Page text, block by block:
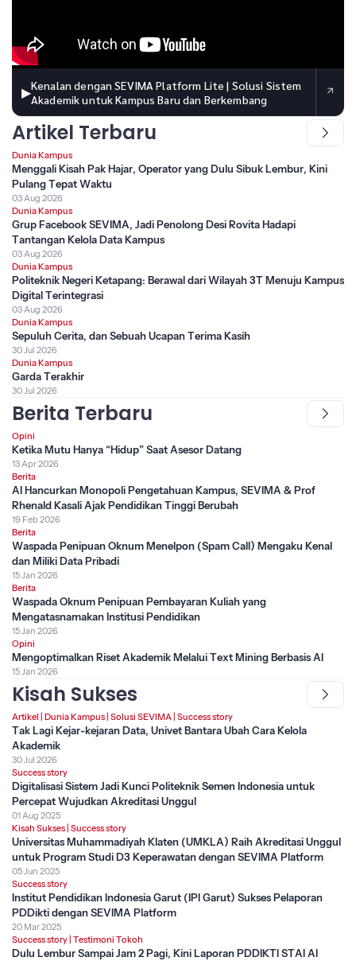
▶Kenalan dengan SEVIMA Platform Lite | Solusi Sistem
Akademik untuk Kampus Baru dan Berkembang
Artikel Terbaru
Dunia Kampus
Menggali Kisah Pak Hajar, Operator yang Dulu Sibuk Lembur, Kini
Pulang Tepat Waktu
03 Aug 2026
Dunia Kampus
Grup Facebook SEVIMA, Jadi Penolong Desi Rovita Hadapi
Tantangan Kelola Data Kampus
03 Aug 2026
Dunia Kampus
Politeknik Negeri Ketapang: Berawal dari Wilayah 3T Menuju Kampus
Digital Terintegrasi
03 Aug 2026
Dunia Kampus
Sepuluh Cerita, dan Sebuah Ucapan Terima Kasih
30 Jul 2026
Dunia Kampus
Garda Terakhir
30 Jul 2026
Berita Terbaru
Opini
Ketika Mutu Hanya “Hidup” Saat Asesor Datang
13 Apr 2026
Berita
AI Hancurkan Monopoli Pengetahuan Kampus, SEVIMA & Prof
Rhenald Kasali Ajak Pendidikan Tinggi Berubah
19 Feb 2026
Berita
Waspada Penipuan Oknum Menelpon (Spam Call) Mengaku Kenal
dan Miliki Data Pribadi
15 Jan 2026
Berita
Waspada Oknum Penipuan Pembayaran Kuliah yang
Mengatasnamakan Institusi Pendidikan
15 Jan 2026
Opini
Mengoptimalkan Riset Akademik Melalui Text Mining Berbasis AI
15 Jan 2026
Kisah Sukses
Artikel Dunia Kampus Solusi SEVIMA Success story
Tak Lagi Kejar-kejaran Data, Univet Bantara Ubah Cara Kelola
Akademik
30 Jul 2026
Success story
Digitalisasi Sistem Jadi Kunci Politeknik Semen Indonesia untuk
Percepat Wujudkan Akreditasi Unggul
01 Aug 2025
Kisah Sukses Success story
Universitas Muhammadiyah Klaten (UMKLA) Raih Akreditasi Unggul
untuk Program Studi D3 Keperawatan dengan SEVIMA Platform
05 Jun 2025
Success story
Institut Pendidikan Indonesia Garut (IPI Garut) Sukses Pelaporan
PDDikti dengan SEVIMA Platform
20 Mar 2025
Success story Testimoni Tokoh
Dulu Lembur Sampai Jam 2 Pagi, Kini Laporan PDDIKTI STAI Al